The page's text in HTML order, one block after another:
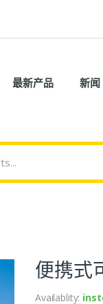
最新产品 新闻
便携式
Availablity: